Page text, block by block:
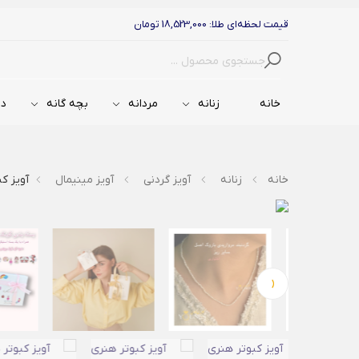
قیمت لحظه‌ای طلا: 18,523,000 تومان
جستجو
خانه زنانه مردانه بچه گانه
خانه زنانه آویز گردنی آویز مینیمال آویز
‹